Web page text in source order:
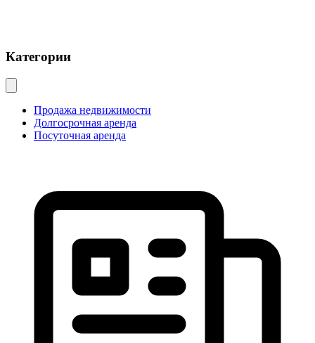
Категории
Продажа недвижимости
Долгосрочная аренда
Посуточная аренда